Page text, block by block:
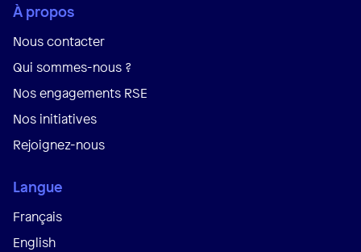
À propos
Nous contacter
Qui sommes-nous ?
Nos engagements RSE
Nos initiatives
Rejoignez-nous
Langue
Français
English